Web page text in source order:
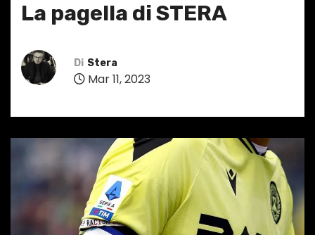
La pagella di STERA
Di Stera
Mar 11, 2023